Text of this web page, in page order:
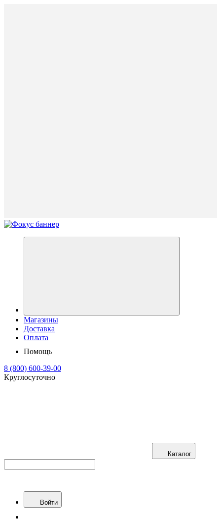
Магазины
Доставка
Оплата
Помощь
8 (800) 600-39-00
Круглосуточно
Каталог
Войти